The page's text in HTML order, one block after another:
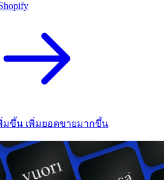
มขึ้น เพิ่มยอดขายมากขึ้น